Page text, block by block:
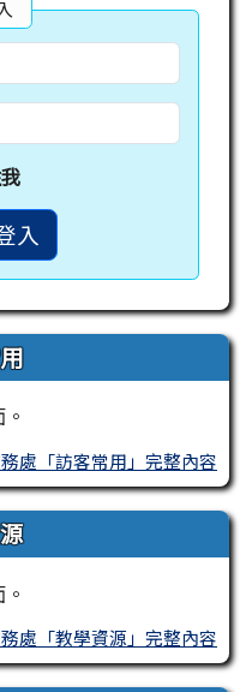
入
處「訪客常用」完整內容
處「教學資源」完整內容